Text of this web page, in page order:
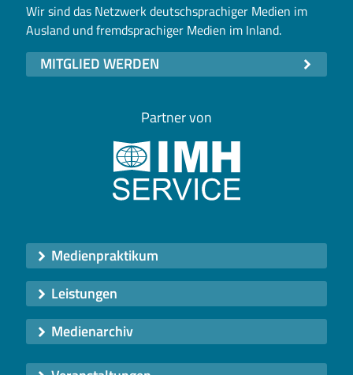
Wir sind das Netzwerk deutschsprachiger Medien im
Ausland und fremdsprachiger Medien im Inland.
MITGLIED WERDEN
Partner von
Medienpraktikum
Leistungen
Medienarchiv